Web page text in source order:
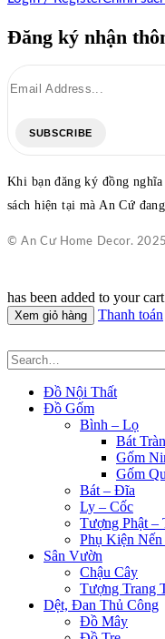
Đăng ký nhận
SUBSCRIBE
Khi bạn đăng ký đồng
sách hiện tại mà An Cứ
© An Cư Home Decor.
has been added to your
Xem giỏ hàng Thanh toán
Đồ Nội Thất
Đồ Gốm
Bình – Lọ
Bát
Gốm
Gốm
Bát – Đĩa
Ly – Cốc
Tượng Phật –
Phụ Kiện
Sân Vườn
Chậu Cây
Tượng Trang
Dệt, Đan Thủ Công
Đồ Mây